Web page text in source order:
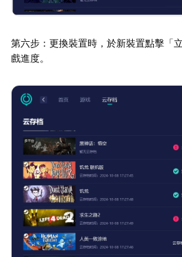
第六步：更換裝置時，於新裝置點擊「
戲進度。